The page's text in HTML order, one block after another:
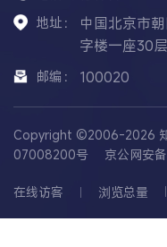
地址：
中国北京市
字楼一座30
邮编： 100020
Copyright ©2006-2026 知
07008200号
京公网安
在线访客 浏览总量